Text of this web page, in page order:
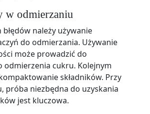
w odmierzaniu
błędów należy używanie
do odmierzania. Używanie
może prowadzić do
odmierzenia cukru. Kolejnym
składników. Przy
próba niezbędna do uzyskania
jest kluczowa.